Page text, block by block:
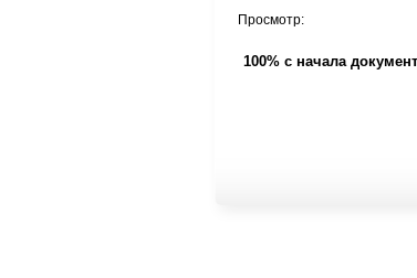
Просмотр:
100% с начала